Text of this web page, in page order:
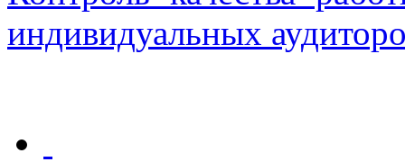
индивидуальных